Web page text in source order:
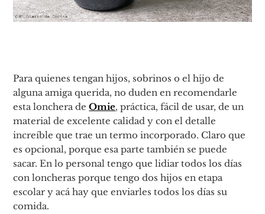
Para quienes tengan hijos, sobrinos o el hijo de
alguna amiga querida, no duden en recomendarle
esta lonchera deOmie, práctica, fácil de usar, de un
material de excelente calidad y con el detalle
increíble que trae un termo incorporado. Claro que
es opcional, porque esa parte también se puede
sacar. En lo personal tengo que lidiar todos los días
con loncheras porque tengo dos hijos en etapa
escolar y acá hay que enviarles todos los días su
comida.